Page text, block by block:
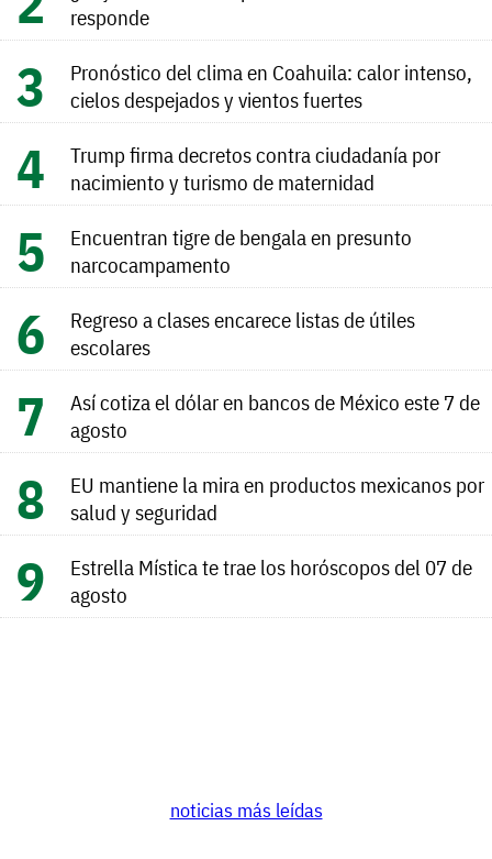
responde
Pronóstico del clima en Coahuila: calor intenso,
cielos despejados y vientos fuertes
Trump firma decretos contra ciudadanía por
nacimiento y turismo de maternidad
Encuentran tigre de bengala en presunto
narcocampamento
Regreso a clases encarece listas de útiles
escolares
Así cotiza el dólar en bancos de México este 7 de
agosto
EU mantiene la mira en productos mexicanos por
salud y seguridad
Estrella Mística te trae los horóscopos del 07 de
agosto
noticias más leídas